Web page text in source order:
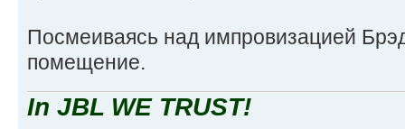
Посмеиваясь над импровизацией
помещение.
In JBL WE TRUST!